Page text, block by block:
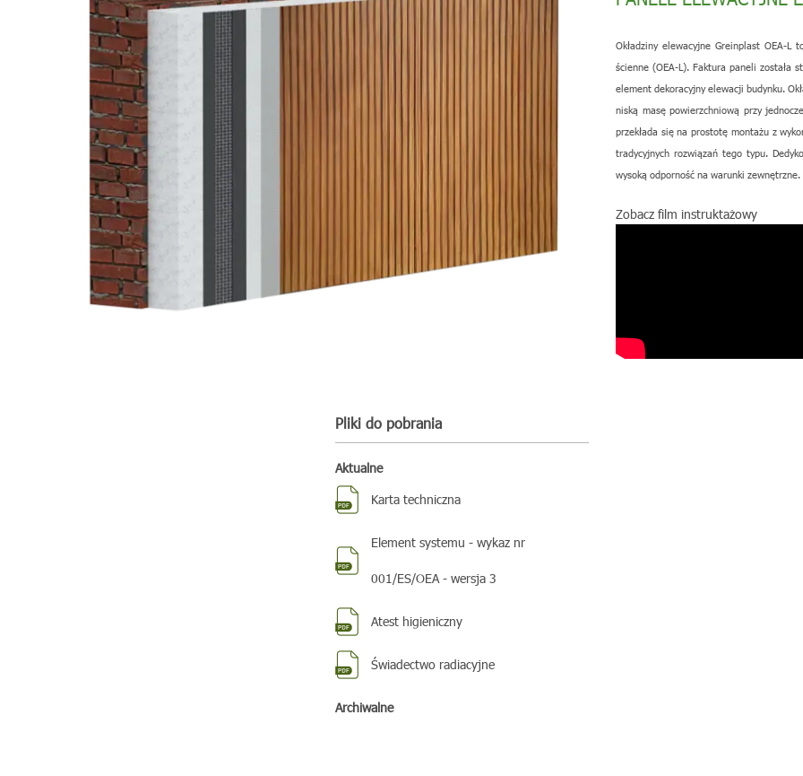
Okładziny elewacyjne Greinplast OEA-
ścienne (OEA-L). Faktura paneli została
element dekoracyjny elewacji budynku.
niską masę powierzchniową przy
przekłada się na prostotę montażu z
tradycyjnych rozwiązań tego typu.
wysoką odporność na warunki zewnętrzne.
Zobacz film instruktażowy
Pliki do pobrania
Aktualne
Karta techniczna
Element systemu - wykaz nr
001/ES/OEA - wersja 3
Atest higieniczny
Świadectwo radiacyjne
Archiwalne